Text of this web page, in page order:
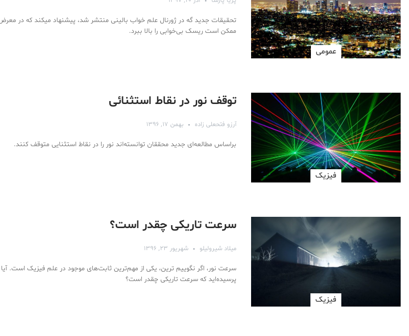
عمومی
تحقیقات جدید گه در ژورنال علم خواب بالینی منتشر شد، پیشنهاد میکند که در
ممکن است ریسک بی‌خوابی را بالا ببرد.
فیزیک
توقف نور در نقاط استثنائی
آرزو فتحعلی زاده بهمن ۱۷, ۱۳۹۶
براساس مطالعه‌ای جدید محققان توانسته‌اند نور را در نقاط استثنایی متوقف کنند.
فیزیک
سرعت تاریکی چقدر است؟
میلاد شیرولیلو شهریور ۲۳, ۱۳۹۶
سرعت نور، اگر نگوییم ترین، یکی از مهم‌ترین ثابت‌های موجود در علم فیزیک است. آیا
پرسیده‌اید که سرعت تاریکی چقدر است؟